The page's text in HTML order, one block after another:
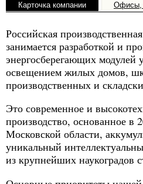
Карточка компании
Российская
занимается разработкой и
энергосберегающих модулей
освещением жилых домов,
производственных и
Это современное и
производство, основанное в
Московской области,
уникальный
из крупнейших наукоградов